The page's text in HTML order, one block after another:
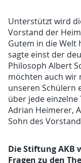
Unterstützt wird
Vorstand der
Gutem in die Welt
sagte einst der
Philosoph Albert
möchten auch wir
unseren Schülern
über jede
Adrian Heimerer,
Sohn des
Die Stiftung AKB
Fragen zu den